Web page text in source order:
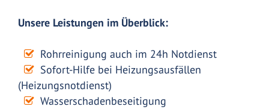
Unsere Leistungen im Überblick:
Rohrreinigung auch im 24h Notdienst
Sofort-Hilfe bei Heizungsausfällen
(Heizungsnotdienst)
Wasserschadenbeseitigung